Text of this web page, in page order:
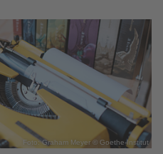
Foto: Graham Meyer © Goethe-Institut